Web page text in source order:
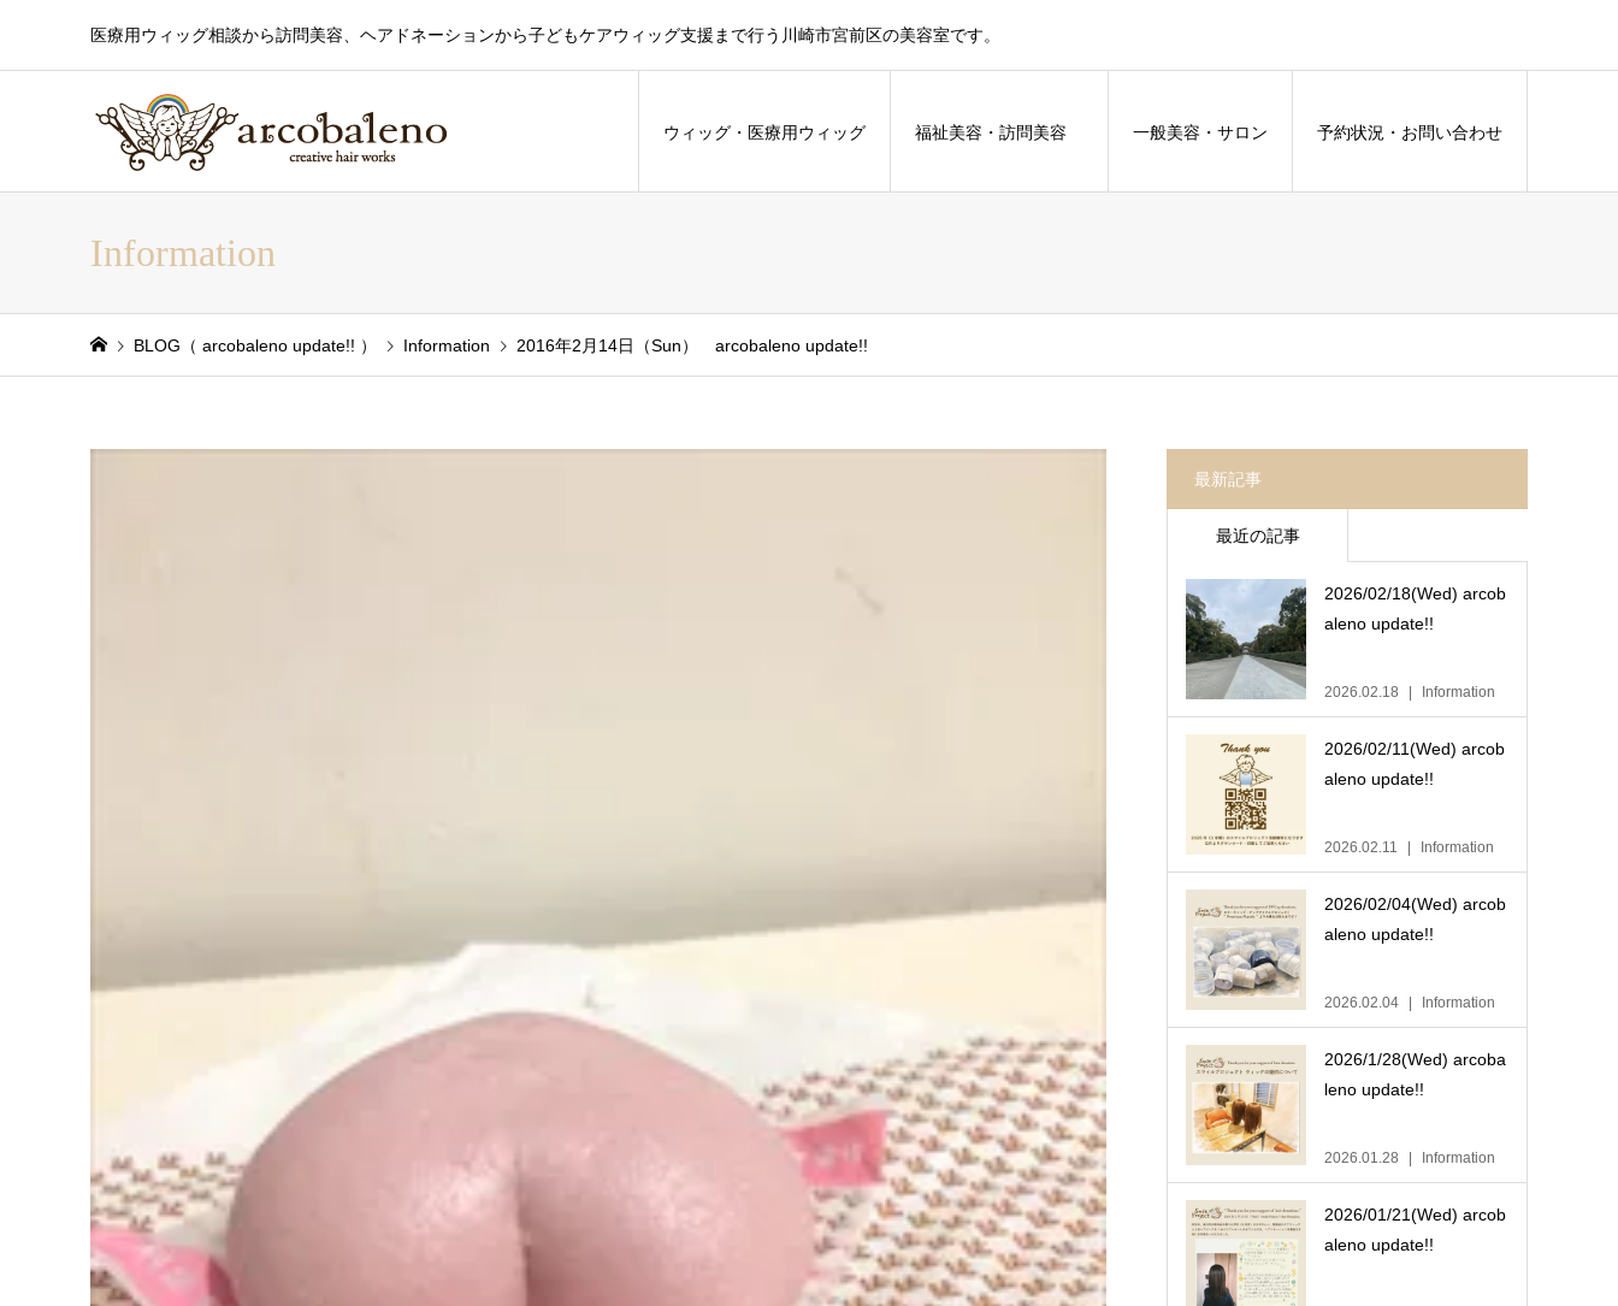
医療用ウィッグ相談から訪問美容、ヘアドネーションから子どもケアウィッグ支援まで行う川崎市宮前区の美容室です。
ウィッグ・医療用ウィッグ 福祉美容・訪問美容 一般美容・サロン 予約状況・お問い合わせ
Information
BLOG（ arcobaleno update!! ） Information 2016年2月14日（Sun） arcobaleno update!!
最新記事
最近の記事
2026/02/18(Wed) arcob
aleno update!!
2026.02.18 Information
2026/02/11(Wed) arcob
aleno update!!
2026.02.11 Information
2026/02/04(Wed) arcob
aleno update!!
2026.02.04 Information
2026/1/28(Wed) arcoba
leno update!!
2026.01.28 Information
2026/01/21(Wed) arcob
aleno update!!